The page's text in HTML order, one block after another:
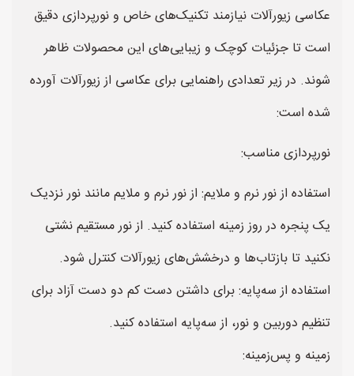
عکاسی زیورآلات نیازمند تکنیک‌های خاص و نورپردازی دقیق
است تا جزئیات کوچک و زیبایی‌های این محصولات ظاهر
شوند. در زیر تعدادی راهنمایی برای عکاسی از زیورآلات آورده
شده است:
نورپردازی مناسب:
استفاده از نور نرم و ملایم: از نور نرم و ملایم مانند نور نزدیک
یک پنجره در روز زمینه استفاده کنید. از نور مستقیم نشتی
نکنید تا بازتاب‌ها و درخشش‌های زیورآلات کنترل شود.
استفاده از سه‌پایه: برای داشتن دست کم دو دست آزاد برای
تنظیم دوربین و نور، از سه‌پایه استفاده کنید.
زمینه و پس‌زمینه: